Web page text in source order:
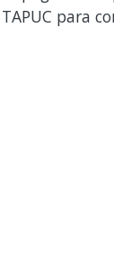
TAPUC para